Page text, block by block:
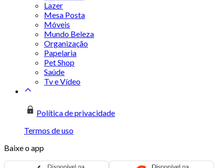
Lazer
Mesa Posta
Móveis
Mundo Beleza
Organização
Papelaria
Pet Shop
Saúde
Tv e Vídeo
Política de privacidade
Termos de uso
Baixe o app